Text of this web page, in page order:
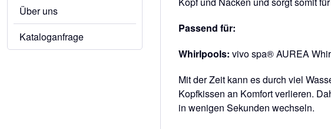
Über uns
Kataloganfrage
Passend für:
Whirlpools: vivo spa® AUREA
Mit der Zeit kann es durch viel
Kopfkissen an Komfort verlieren.
in wenigen Sekunden wechseln.